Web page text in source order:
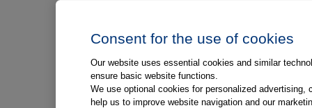
Anamnese von Patient*innen
Aufnahme von Patient*innen
Aufklärung von Patient*innen
Kliniken
Digitale
Consent for the use of cookies
Our website uses essential cookies and similar
ensure basic website functions.
We use optional cookies for personalized
help us to improve website navigation and our